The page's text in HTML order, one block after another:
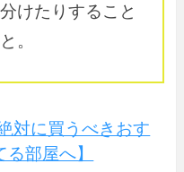
けたりすること
。
対に買うべきおす
部屋へ】